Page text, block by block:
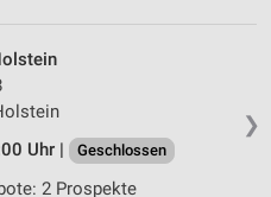
❯
Uhr |
Geschlossen
2 Prospekte